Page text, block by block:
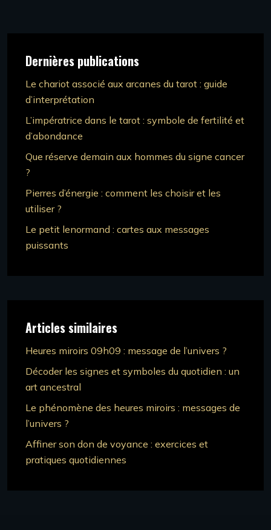
Dernières publications
Le chariot associé aux arcanes du tarot : guide
d’interprétation
L’impératrice dans le tarot : symbole de fertilité et
d’abondance
Que réserve demain aux hommes du signe cancer
?
Pierres d’énergie : comment les choisir et les
utiliser ?
Le petit lenormand : cartes aux messages
puissants
Articles similaires
Heures miroirs 09h09 : message de l’univers ?
Décoder les signes et symboles du quotidien : un
art ancestral
Le phénomène des heures miroirs : messages de
l’univers ?
Affiner son don de voyance : exercices et
pratiques quotidiennes